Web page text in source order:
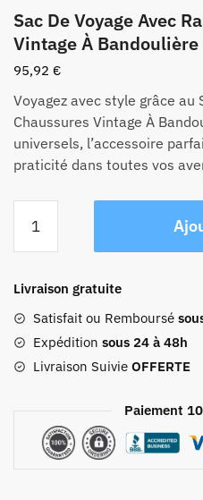
Sac De Voyage Avec
Vintage À Bandoulière
95,92 €
Voyagez avec style grâce au
Chaussures Vintage À
universels, l’accessoire
praticité dans toutes vos
Sac
Voyage
Avec
Range
Chaussures
Bandoulière
Livraison gratuite
Satisfait ou Remboursé
Expédition sous 24 à 48h
Livraison Suivie OFFERTE
Paiement